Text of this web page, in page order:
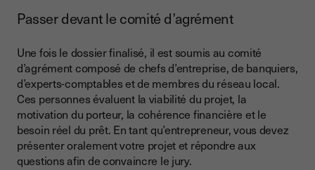
Passer devant le comité d’agrément
Une fois le dossier finalisé, il est soumis au comité
d’agrément composé de chefs d’entreprise, de banquiers,
d’experts-comptables et de membres du réseau local.
Ces personnes évaluent la viabilité du projet, la
motivation du porteur, la cohérence financière et le
besoin réel du prêt. En tant qu’entrepreneur, vous devez
présenter oralement votre projet et répondre aux
questions afin de convaincre le jury.